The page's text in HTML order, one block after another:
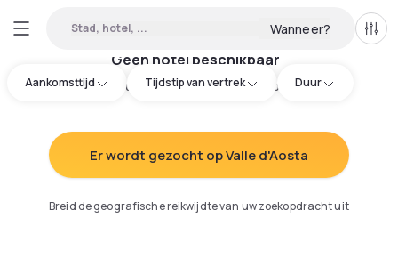
Stad, hotel, ... Wanneer?
Aankomsttijd Tijdstip van vertrek Duur
Geen hotel beschikbaar
Probeer uw zoekopdracht aan te passen:
Er wordt gezocht op Valle d'Aosta
Breid de geografische reikwijdte van uw zoekopdracht uit